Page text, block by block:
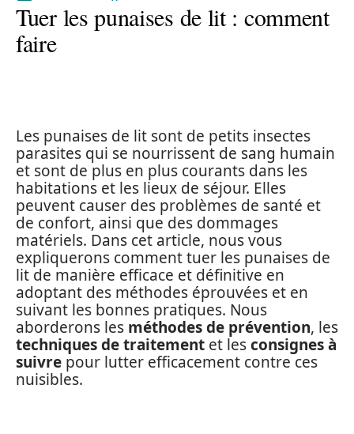
Tuer les punaises de lit : comment
faire
Les punaises de lit sont de petits insectes
parasites qui se nourrissent de sang humain
et sont de plus en plus courants dans les
habitations et les lieux de séjour. Elles
peuvent causer des problèmes de santé et
de confort, ainsi que des dommages
matériels. Dans cet article, nous vous
expliquerons comment tuer les punaises de
lit de manière efficace et définitive en
adoptant des méthodes éprouvées et en
suivant les bonnes pratiques. Nous
aborderons les méthodes de prévention, les
techniques de traitement et lesconsignes à
suivre pour lutter efficacement contre ces
nuisibles.